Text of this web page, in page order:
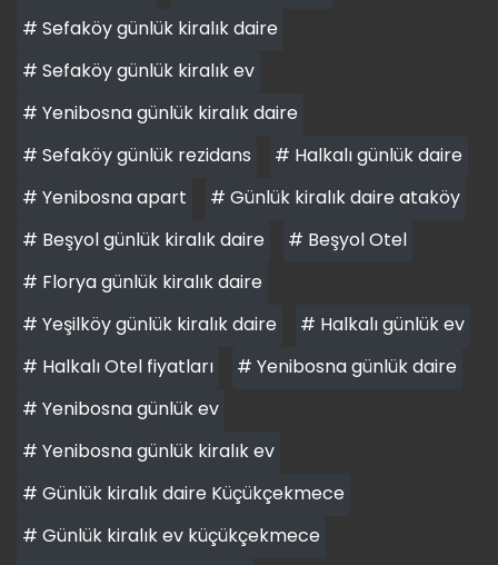
# Sefaköy günlük kiralık daire
# Sefaköy günlük kiralık ev
# Yenibosna günlük kiralık daire
# Sefaköy günlük rezidans
# Halkalı günlük daire
# Yenibosna apart
# Günlük kiralık daire ataköy
# Beşyol günlük kiralık daire
# Beşyol Otel
# Florya günlük kiralık daire
# Yeşilköy günlük kiralık daire
# Halkalı günlük ev
# Halkalı Otel fiyatları
# Yenibosna günlük daire
# Yenibosna günlük ev
# Yenibosna günlük kiralık ev
# Günlük kiralık daire Küçükçekmece
# Günlük kiralık ev küçükçekmece